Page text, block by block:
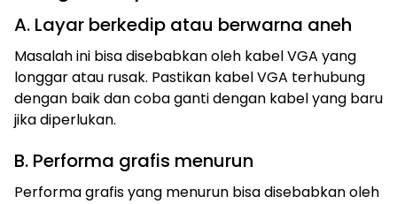
A. Layar berkedip atau berwarna aneh
Masalah ini bisa disebabkan oleh kabel VGA yang
longgar atau rusak. Pastikan kabel VGA terhubung
dengan baik dan coba ganti dengan kabel yang baru
jika diperlukan.
B. Performa grafis menurun
Performa grafis yang menurun bisa disebabkan oleh